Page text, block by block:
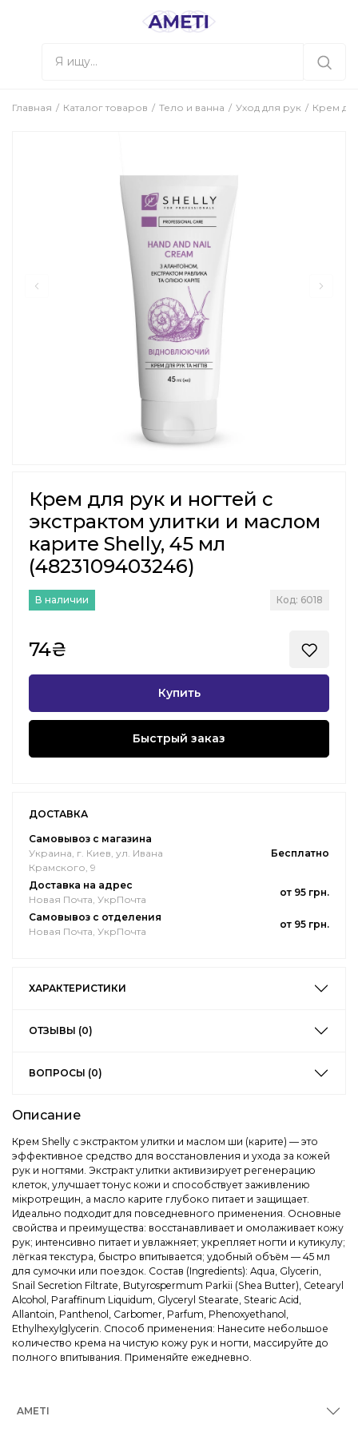
Главная Каталог товаров Тело и ванна Уход для рук Крем
Крем для рук и ногтей с
экстрактом улитки и маслом
карите Shelly, 45 мл
(4823109403246)
В наличии Код: 6018
74₴
Купить
Быстрый заказ
ДОСТАВКА
Самовывоз с магазина
Украина, г. Киев, ул. Ивана
Крамского, 9
Бесплатно
Доставка на адрес
Новая Почта, УкрПочта
от 95 грн.
Самовывоз с отделения
Новая Почта, УкрПочта
от 95 грн.
ХАРАКТЕРИСТИКИ
ОТЗЫВЫ (0)
ВОПРОСЫ (0)
Описание
Крем Shelly с экстрактом улитки и маслом ши (карите) — это
эффективное средство для восстановления и ухода за кожей
рук и ногтями. Экстракт улитки активизирует регенерацию
клеток, улучшает тонус кожи и способствует заживлению
мікротрещин, а масло карите глубоко питает и защищает.
Идеально подходит для повседневного применения. Основные
свойства и преимущества: восстанавливает и омолаживает кожу
рук; интенсивно питает и увлажняет; укрепляет ногти и кутикулу;
лёгкая текстура, быстро впитывается; удобный объём — 45 мл
для сумочки или поездок. Состав (Ingredients): Aqua, Glycerin,
Snail Secretion Filtrate, Butyrospermum Parkii (Shea Butter), Cetearyl
Alcohol, Paraffinum Liquidum, Glyceryl Stearate, Stearic Acid,
Allantoin, Panthenol, Carbomer, Parfum, Phenoxyethanol,
Ethylhexylglycerin. Способ применения: Нанесите небольшое
количество крема на чистую кожу рук и ногти, массируйте до
полного впитывания. Применяйте ежедневно.
AMETI